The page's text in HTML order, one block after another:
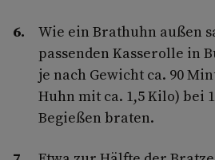
Wie ein Brathuhn außen
passenden Kasserolle in
je nach Gewicht ca. 90
Huhn mit ca. 1,5 Kilo) bei
Begießen braten.